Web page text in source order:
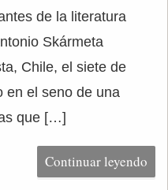
de la literatura
Skármeta
Chile, el siete de
en el seno de una
que […]
Continuar leyendo